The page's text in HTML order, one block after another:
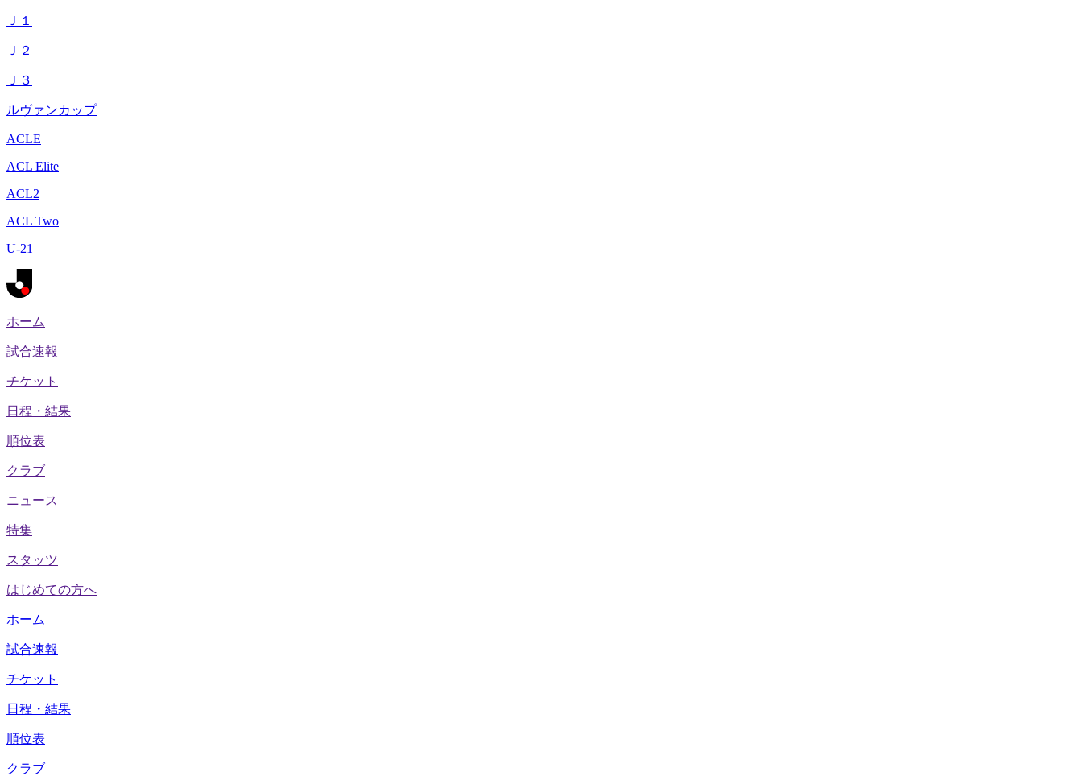
Ｊ１
Ｊ２
Ｊ３
ルヴァンカップ
ACLE
ACL Elite
ACL2
ACL Two
U-21
ホーム
試合速報
チケット
日程・結果
順位表
クラブ
ニュース
特集
スタッツ
はじめての方へ
ホーム
試合速報
チケット
日程・結果
順位表
クラブ